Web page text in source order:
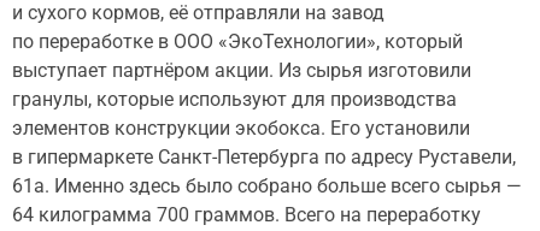
и сухого кормов, её отправляли на завод
по переработке в ООО «ЭкоТехнологии», который
выступает партнёром акции. Из сырья изготовили
гранулы, которые используют для производства
элементов конструкции экобокса. Его установили
в гипермаркете Санкт-Петербурга по адресу Руставели,
61а. Именно здесь было собрано больше всего сырья —
64 килограмма 700 граммов. Всего на переработку